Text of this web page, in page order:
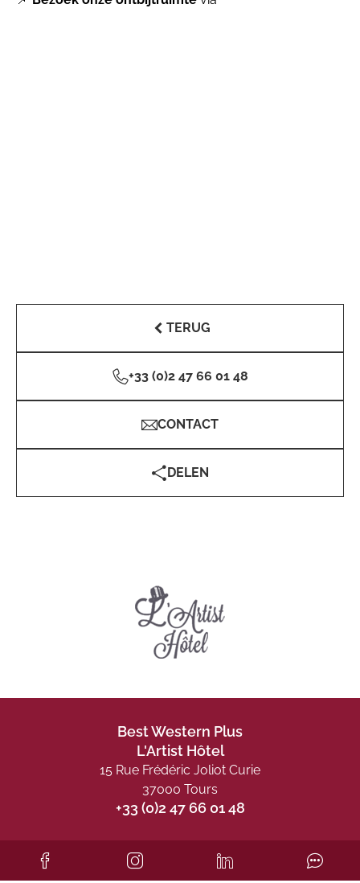
TERUG
+33 (0)2 47 66 01 48
CONTACT
DELEN
Best Western Plus
L'Artist Hôtel
15 Rue Frédéric Joliot Curie
37000 Tours
+33 (0)2 47 66 01 48